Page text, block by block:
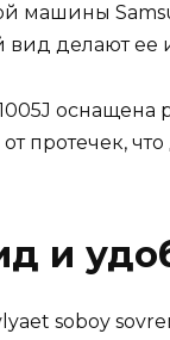
делают
протечек,
и
soboy